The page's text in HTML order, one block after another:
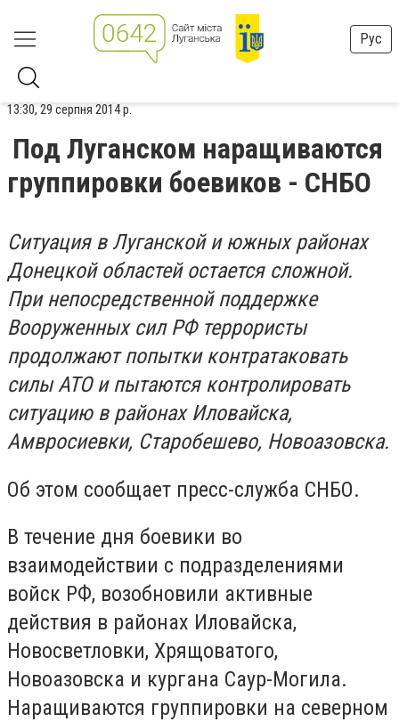
Рус
13:30, 29 серпня 2014 р.
Под Луганском наращиваются
группировки боевиков - СНБО
Ситуация в Луганской и южных районах
Донецкой областей остается сложной.
При непосредственной поддержке
Вооруженных сил РФ террористы
продолжают попытки контратаковать
силы АТО и пытаются контролировать
ситуацию в районах Иловайска,
Амвросиевки, Старобешево, Новоазовска.
Об этом сообщает пресс-служба СНБО.
В течение дня боевики во
взаимодействии с подразделениями
войск РФ, возобновили активные
действия в районах Иловайска,
Новосветловки, Хрящоватого,
Новоазовска и кургана Саур-Могила.
Наращиваются группировки на северном